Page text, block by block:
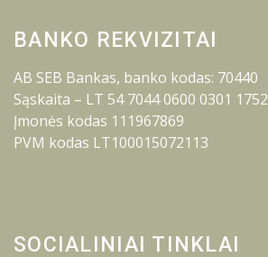
BANKO REKVIZITAI
AB SEB Bankas, banko kodas: 70440
Sąskaita – LT 54 7044 0600 0301 1752
Įmonės kodas 111967869
PVM kodas LT100015072113
SOCIALINIAI TINKLAI